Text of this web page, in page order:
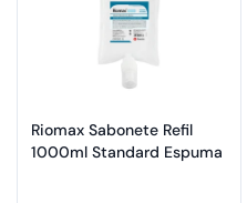
Riomax Sabonete Refil
1000ml Standard Espuma